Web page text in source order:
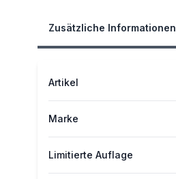
Zusätzliche Informationen
Artikel
Marke
Limitierte Auflage